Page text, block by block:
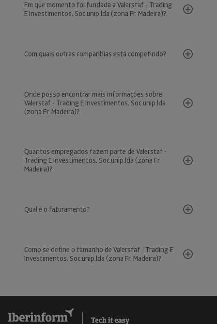
Em que momento foi fundada a Valerstaf - Trading
E Investimentos, Soc.unip.lda (zona Fr. Madeira)?
Com quais outras companhias está competindo?
Onde posso encontrar mais informações sobre
Valerstaf - Trading E Investimentos, Soc.unip.lda
(zona Fr. Madeira)?
Quantos empregados fazem parte de Valerstaf -
Trading E Investimentos, Soc.unip.lda (zona Fr.
Madeira)?
Qual é o faturamento?
Como se define o tamanho de Valerstaf - Trading E
Investimentos, Soc.unip.lda (zona Fr. Madeira)?